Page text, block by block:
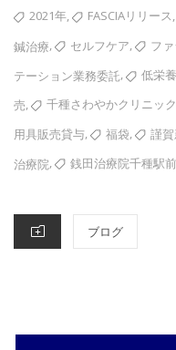
ON
TAGS2021年, FASCIAリリース,
鍼治療, セルフケア, フ
テーション業務委託, 低栄
売
千種さわやかクリニック
用具販売貸与, 福袋, 謹
治療院, 銭田治療院千種駅前
CATEGORIES
ブログ
投